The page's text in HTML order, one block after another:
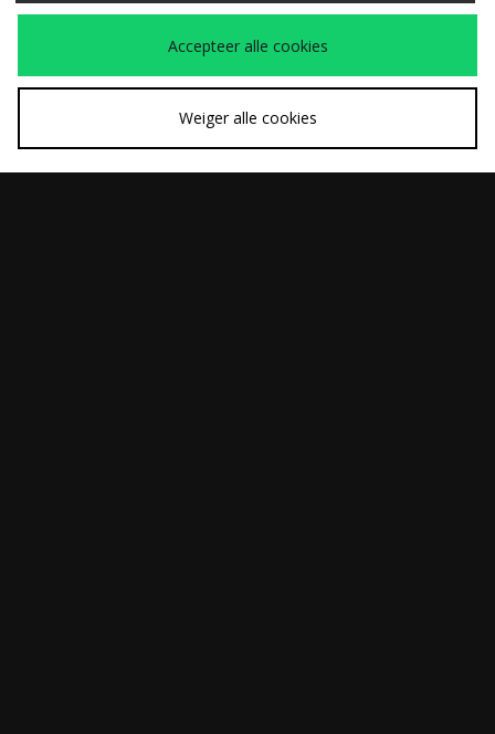
Accepteer alle cookies
Weiger alle cookies